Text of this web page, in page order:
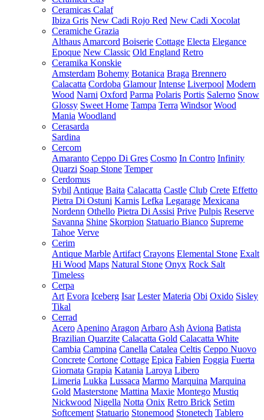
Ceramicas Calaf
Ibiza Gris New Cadi Rojo Red New Cadi Xocolat
Ceramiche Grazia
Althaus Amarcord Boiserie Cottage Electa Elegance
Epoque New Classic Old England Retro
Ceramika Konskie
Amsterdam Bohemy Botanica Braga Brennero
Calacatta Cordoba Glamour Intense Liverpool Modern
Wood Narni Oxford Parma Polaris Portis Salerno Snow
Glossy Sweet Home Tampa Terra Windsor Wood
Mania Woodland
Cerasarda
Sardina
Cercom
Amaranto Ceppo Di Gres Cosmo In Contro Infinity
Quarzi Soap Stone Temper
Cerdomus
Sybil Antique Baita Calacatta Castle Club Crete Effetto
Pietra Di Ostuni Karnis Lefka Legarage Mexicana
Nordenn Othello Pietra Di Assisi Prive Pulpis Reserve
Savanna Shine Skorpion Statuario Bianco Supreme
Tahoe Verve
Cerim
Antique Marble Artifact Crayons Elemental Stone Exalt
Hi Wood Maps Natural Stone Onyx Rock Salt
Timeless
Cerpa
Art Evora Iceberg Isar Lester Materia Obi Oxido Sisley
Tikal
Cerrad
Acero Apenino Aragon Arbaro Ash Aviona Batista
Brazilian Quarzite Calacatta Gold Calacatta White
Cambia Campina Canella Catalea Celtis Ceppo Nuovo
Concrete Cortone Cottage Epica Fabien Foggia Fuerta
Giornata Grapia Katania Laroya Libero
Limeria Lukka Lussaca Marmo Marquina Marquina
Gold Masterstone Mattina Maxie Montego Mustiq
Nickwood Nigella Notta Onix Retro Brick Setim
Softcement Statuario Stonemood Stonetech Tablero